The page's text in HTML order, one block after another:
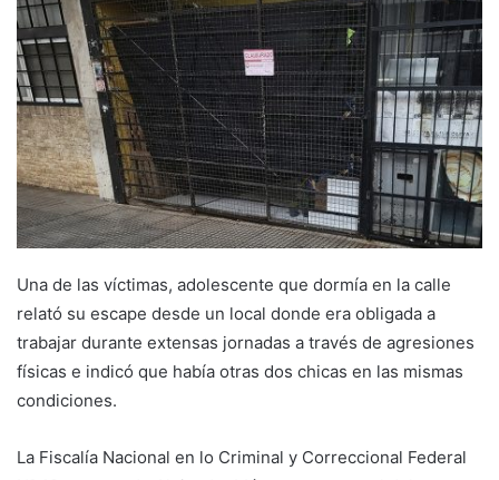
Una de las víctimas, adolescente que dormía en la calle
relató su escape desde un local donde era obligada a
trabajar durante extensas jornadas a través de agresiones
físicas e indicó que había otras dos chicas en las mismas
condiciones.
La Fiscalía Nacional en lo Criminal y Correccional Federal